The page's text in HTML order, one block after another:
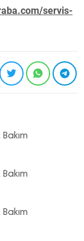
servis-